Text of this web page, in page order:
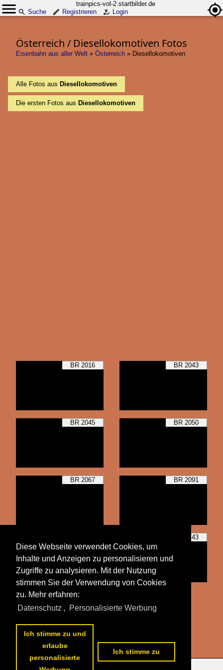
trainpics-vol-2.startbilder.de
Suche
Registrieren Login
Österreich / Diesellokomotiven Fotos
Eisenbahn aus aller Welt » Österreich » Diesellokomotiven
Alle Fotos aus Diesellokomotiven
Die ersten Fotos aus Diesellokomotiven
BR 2016 BR 2043
BR 2045 BR 2050
BR 2067 BR 2091
BR 2143
Alle Fotos aus Diesellokomotiven
Die ersten Fotos ausDiesellokomotiven
Diese Webseite verwendet Cookies, um
Inhalte und Anzeigen zu personalisieren und
Zugriffe zu analysieren. Mit der Nutzung
stimmen Sie der Verwendung von Cookies
zu. Mehr erfahren:
Datenschutz , Personalisierte Werbung
Ich stimme zu und
erlaube
personalisierte
Ich stimme zu